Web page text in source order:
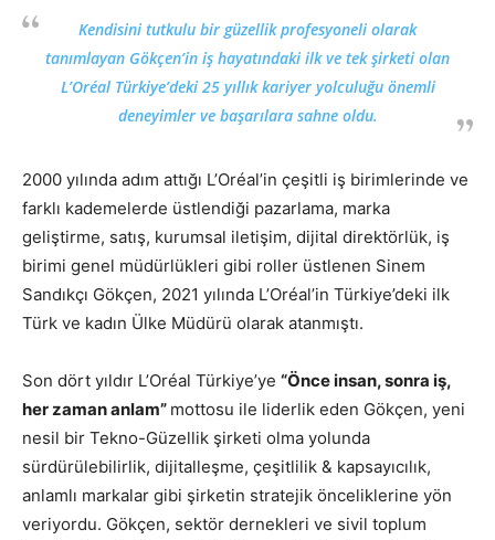
Kendisini tutkulu bir güzellik profesyoneli olarak
tanımlayan Gökçen’in iş hayatındaki ilk ve tek şirketi olan
L’Oréal Türkiye’deki 25 yıllık kariyer yolculuğu önemli
deneyimler ve başarılara sahne oldu.
2000 yılında adım attığı L’Oréal’in çeşitli iş birimlerinde ve
farklı kademelerde üstlendiği pazarlama, marka
geliştirme, satış, kurumsal iletişim, dijital direktörlük, iş
birimi genel müdürlükleri gibi roller üstlenen Sinem
Sandıkçı Gökçen, 2021 yılında L’Oréal’in Türkiye’deki ilk
Türk ve kadın Ülke Müdürü olarak atanmıştı.
Son dört yıldır L’Oréal Türkiye’ye “Önce insan, sonra iş,
her zaman anlam” mottosu ile liderlik eden Gökçen, yeni
nesil bir Tekno-Güzellik şirketi olma yolunda
sürdürülebilirlik, dijitalleşme, çeşitlilik & kapsayıcılık,
anlamlı markalar gibi şirketin stratejik önceliklerine yön
veriyordu. Gökçen, sektör dernekleri ve sivil toplum